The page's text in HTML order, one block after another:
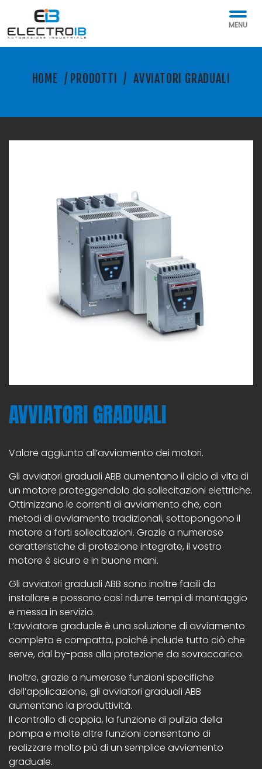
MENU
HOME / PRODOTTI / AVVIATORI GRADUALI
AVVIATORI GRADUALI
Valore aggiunto all’avviamento dei motori.
Gli avviatori graduali ABB aumentano il ciclo di vita di
un motore proteggendolo da sollecitazioni elettriche.
Ottimizzano le correnti di avviamento che, con
metodi di avviamento tradizionali, sottopongono il
motore a forti sollecitazioni. Grazie a numerose
caratteristiche di protezione integrate, il vostro
motore è sicuro e in buone mani.
Gli avviatori graduali ABB sono inoltre facili da
installare e possono così ridurre tempi di montaggio
e messa in servizio.
L’avviatore graduale è una soluzione di avviamento
completa e compatta, poiché include tutto ciò che
serve, dal by-pass alla protezione da sovraccarico.
Inoltre, grazie a numerose funzioni specifiche
dell’applicazione, gli avviatori graduali ABB
aumentano la produttività.
Il controllo di coppia, la funzione di pulizia della
pompa e molte altre funzioni consentono di
realizzare molto più di un semplice avviamento
graduale.